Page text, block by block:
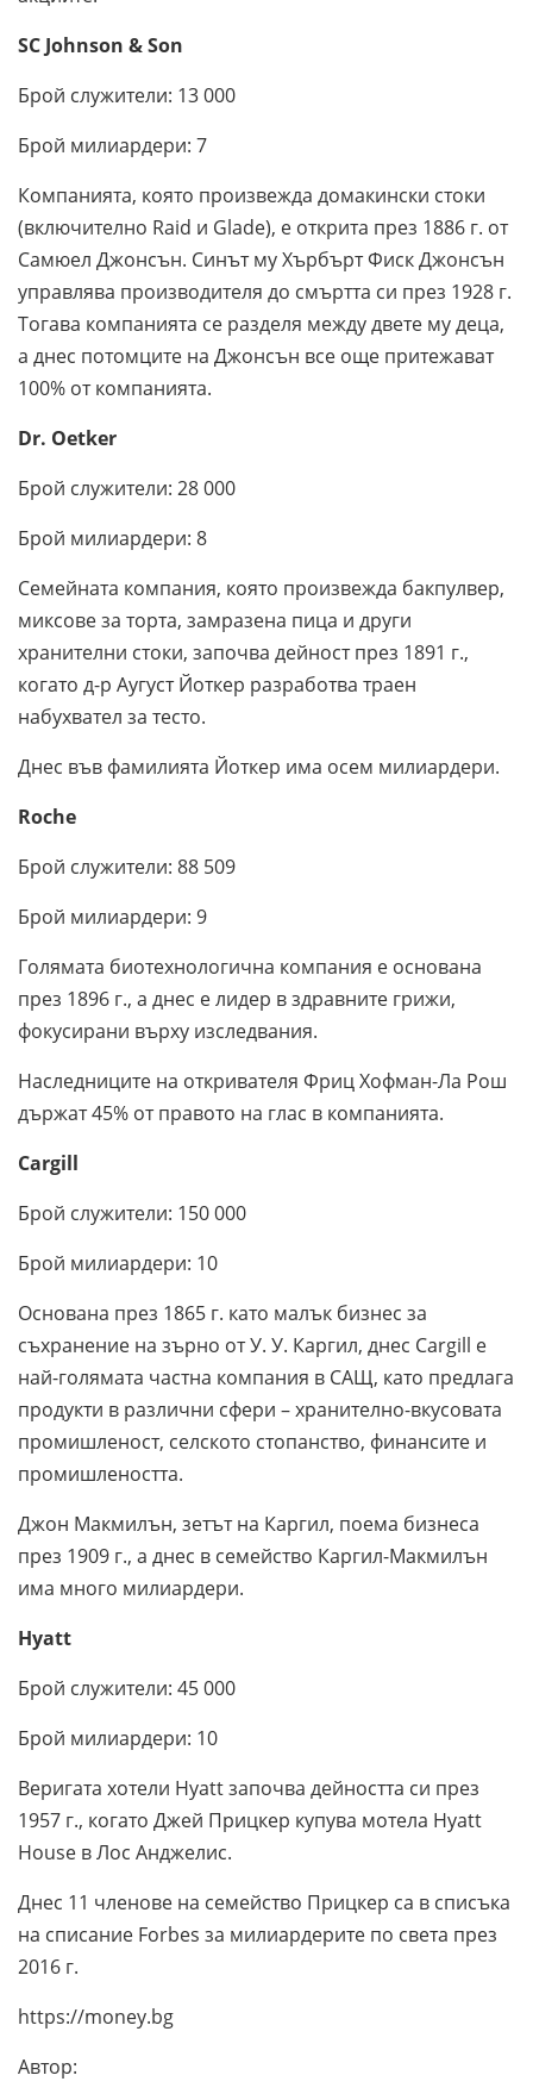
SC Johnson & Son
Брой служители: 13 000
Брой милиардери: 7
Компанията, която произвежда домакински стоки
(включително Raid и Glade), е открита през 1886 г. от
Самюел Джонсън. Синът му Хърбърт Фиск Джонсън
управлява производителя до смъртта си през 1928 г.
Тогава компанията се разделя между двете му деца,
а днес потомците на Джонсън все още притежават
100% от компанията.
Dr. Oetker
Брой служители: 28 000
Брой милиардери: 8
Семейната компания, която произвежда бакпулвер,
миксове за торта, замразена пица и други
хранителни стоки, започва дейност през 1891 г.,
когато д-р Аугуст Йоткер разработва траен
набухвател за тесто.
Днес във фамилията Йоткер има осем милиардери.
Roche
Брой служители: 88 509
Брой милиардери: 9
Голямата биотехнологична компания е основана
през 1896 г., а днес е лидер в здравните грижи,
фокусирани върху изследвания.
Наследниците на откривателя Фриц Хофман-Ла Рош
държат 45% от правото на глас в компанията.
Cargill
Брой служители: 150 000
Брой милиардери: 10
Основана през 1865 г. като малък бизнес за
съхранение на зърно от У. У. Каргил, днес Cargill е
най-голямата частна компания в САЩ, като предлага
продукти в различни сфери – хранително-вкусовата
промишленост, селското стопанство, финансите и
промишлеността.
Джон Макмилън, зетът на Каргил, поема бизнеса
през 1909 г., а днес в семейство Каргил-Макмилън
има много милиардери.
Hyatt
Брой служители: 45 000
Брой милиардери: 10
Веригата хотели Hyatt започва дейността си през
1957 г., когато Джей Прицкер купува мотела Hyatt
House в Лос Анджелис.
Днес 11 членове на семейство Прицкер са в списъка
на списание Forbes за милиардерите по света през
2016 г.
https://money.bg
Автор: